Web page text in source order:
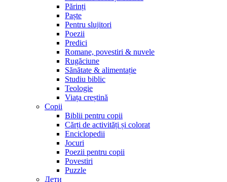
Părinți
Paște
Pentru slujitori
Poezii
Predici
Romane, povestiri & nuvele
Rugăciune
Sănătate & alimentație
Studiu biblic
Teologie
Viața creștină
Copii
Biblii pentru copii
Cărți de activități și colorat
Enciclopedii
Jocuri
Poezii pentru copii
Povestiri
Puzzle
Дети